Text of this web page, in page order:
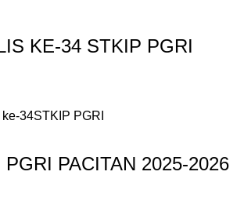
KE-34 STKIP PGRI
34STKIP PGRI
PACITAN 2025-2026